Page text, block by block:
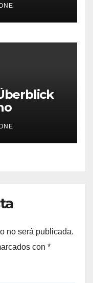
no será publicada.
con *